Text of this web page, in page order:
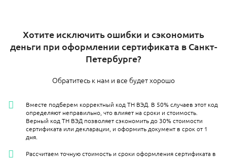
Хотите исключить ошибки и сэкономить
деньги при оформлении сертификата в Санкт-
Петербурге?
Обратитесь к нам и все будет хорошо
Вместе подберем корректный код ТН ВЭД. В 50% случаев этот код
определяют неправильно, что влияет на сроки и стоимость.
Верный код ТН ВЭД позволяет сэкономить до 30% стоимости
сертификата или декларации, и оформить документ в срок от 1
дня.
Рассчитаем точную стоимость и сроки оформления сертификата в